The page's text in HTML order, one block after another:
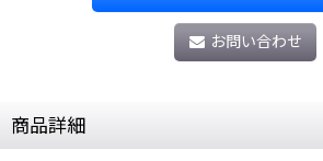
お問い合わせ
商品詳細